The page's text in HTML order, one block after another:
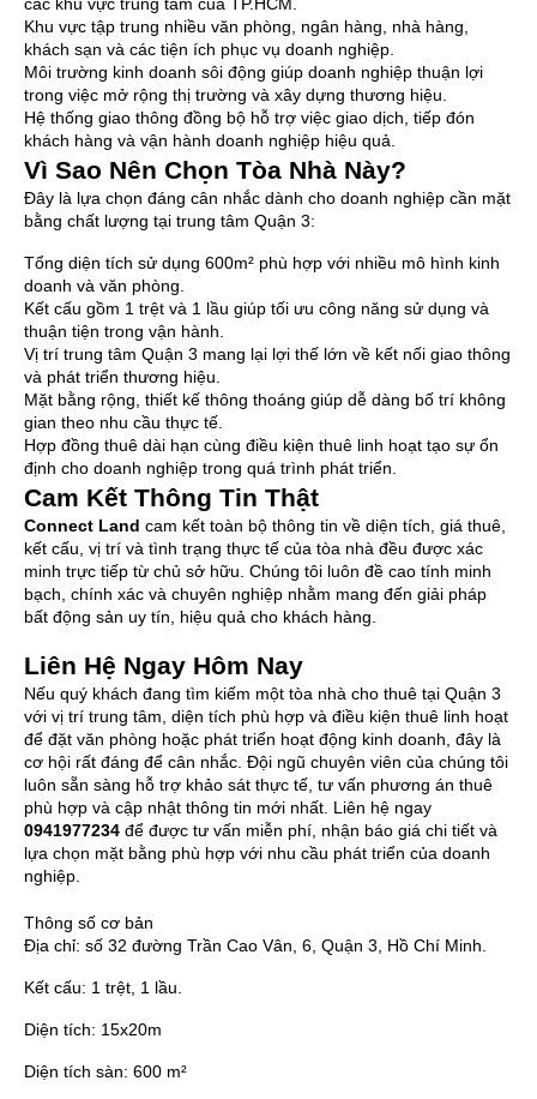
các khu vực trung tâm của TP.HCM.
Khu vực tập trung nhiều văn phòng, ngân hàng, nhà hàng,
khách sạn và các tiện ích phục vụ doanh nghiệp.
Môi trường kinh doanh sôi động giúp doanh nghiệp thuận lợi
trong việc mở rộng thị trường và xây dựng thương hiệu.
Hệ thống giao thông đồng bộ hỗ trợ việc giao dịch, tiếp đón
khách hàng và vận hành doanh nghiệp hiệu quả.
Vì Sao Nên Chọn Tòa Nhà Này?
Đây là lựa chọn đáng cân nhắc dành cho doanh nghiệp cần mặt
bằng chất lượng tại trung tâm Quận 3:
Tổng diện tích sử dụng 600m² phù hợp với nhiều mô hình kinh
doanh và văn phòng.
Kết cấu gồm 1 trệt và 1 lầu giúp tối ưu công năng sử dụng và
thuận tiện trong vận hành.
Vị trí trung tâm Quận 3 mang lại lợi thế lớn về kết nối giao thông
và phát triển thương hiệu.
Mặt bằng rộng, thiết kế thông thoáng giúp dễ dàng bố trí không
gian theo nhu cầu thực tế.
Hợp đồng thuê dài hạn cùng điều kiện thuê linh hoạt tạo sự ổn
định cho doanh nghiệp trong quá trình phát triển.
Cam Kết Thông Tin Thật
Connect Land cam kết toàn bộ thông tin về diện tích, giá thuê,
kết cấu, vị trí và tình trạng thực tế của tòa nhà đều được xác
minh trực tiếp từ chủ sở hữu. Chúng tôi luôn đề cao tính minh
bạch, chính xác và chuyên nghiệp nhằm mang đến giải pháp
bất động sản uy tín, hiệu quả cho khách hàng.
Liên Hệ Ngay Hôm Nay
Nếu quý khách đang tìm kiếm một tòa nhà cho thuê tại Quận 3
với vị trí trung tâm, diện tích phù hợp và điều kiện thuê linh hoạt
để đặt văn phòng hoặc phát triển hoạt động kinh doanh, đây là
cơ hội rất đáng để cân nhắc. Đội ngũ chuyên viên của chúng tôi
luôn sẵn sàng hỗ trợ khảo sát thực tế, tư vấn phương án thuê
phù hợp và cập nhật thông tin mới nhất. Liên hệ ngay
0941977234 để được tư vấn miễn phí, nhận báo giá chi tiết và
lựa chọn mặt bằng phù hợp với nhu cầu phát triển của doanh
nghiệp.
Thông số cơ bản
Địa chỉ: số 32 đường Trần Cao Vân, 6, Quận 3, Hồ Chí Minh.
Kết cấu: 1 trệt, 1 lầu.
Diện tích: 15x20m
Diện tích sàn: 600 m²